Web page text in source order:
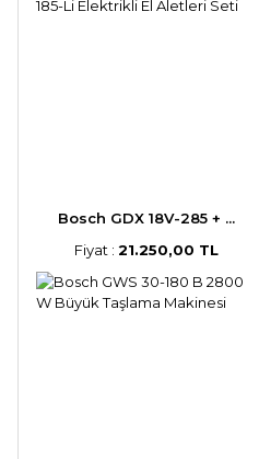
Bosch GDX 18V-285 + ...
Fiyat : 21.250,00 TL